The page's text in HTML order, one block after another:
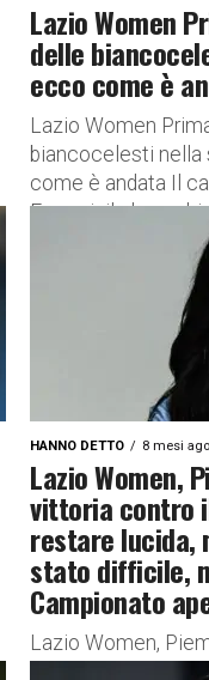
Lazio Women
delle
ecco come è
Lazio Women
biancocelesti nella
come è andata Il
Femminile ha
HANNO DETTO 8 mesi ago
Lazio Women,
vittoria contro
restare lucida,
stato difficile,
Campionato
Lazio Women,
contro il Parma: le